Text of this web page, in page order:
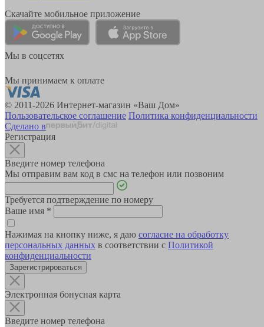
Скачайте мобильное приложение
Мы в соцсетях
Мы принимаем к оплате
© 2011-2026 Интернет-магазин «Ваш Дом»
Пользовательское соглашение Политика конфиденциальности
Сделано в
Регистрация
Введите номер телефона
Мы отправим вам код в смс на телефон или позвоним
Требуется подтверждение по номеру
Ваше имя *
Нажимая на кнопку ниже, я даю согласие на обработку
персональных данных в соответствии с Политикой
конфиденциальности
Зарегистрироваться
Электронная бонусная карта
Введите номер телефона